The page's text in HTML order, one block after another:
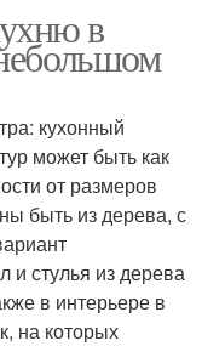
в
кухонный
может быть как
от размеров
быть из дерева, с
и стулья из дерева
в интерьере в
на которых